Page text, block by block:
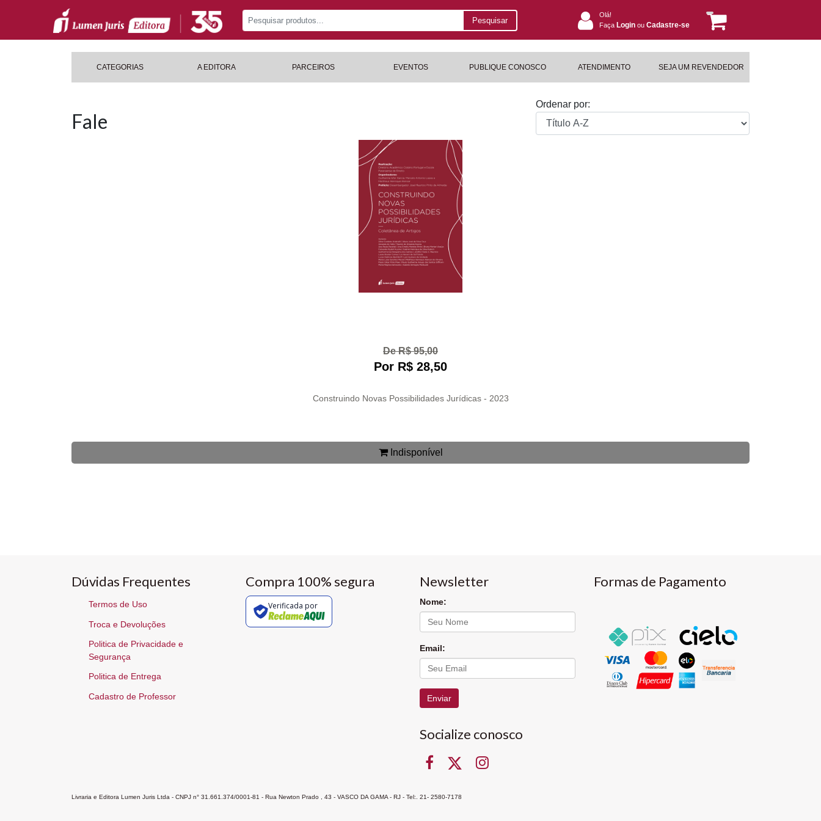
Pesquisar
Olá!
Faça Login ou Cadastre-se
CATEGORIAS A EDITORA PARCEIROS EVENTOS PUBLIQUE CONOSCO ATENDIMENTO SEJA UM REVENDEDOR
Fale
Ordenar por:
De R$ 95,00
Por R$ 28,50
Construindo Novas Possibilidades Jurídicas - 2023
Indisponível
Dúvidas Frequentes
Termos de Uso
Troca e Devoluções
Politica de Privacidade e
Segurança
Politica de Entrega
Cadastro de Professor
Compra 100% segura
Verificada por
Newsletter
Nome:
Email:
Enviar
Socialize conosco
Formas de Pagamento
Livraria e Editora Lumen Juris Ltda - CNPJ n° 31.661.374/0001-81 - Rua Newton Prado , 43 - VASCO DA GAMA - RJ - Tel:. 21- 2580-7178